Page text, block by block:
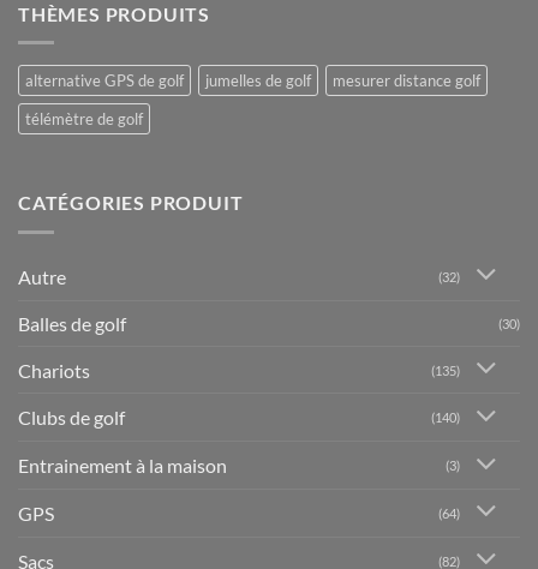
THÈMES PRODUITS
alternative GPS de golf jumelles de golf
mesurer distance golf
télémètre de golf
CATÉGORIES PRODUIT
Autre (32)
Balles de golf (30)
Chariots (135)
Clubs de golf (140)
Entrainement à la maison (3)
GPS (64)
Sacs (82)